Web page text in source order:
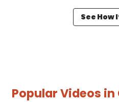
See How
Popular Videos in